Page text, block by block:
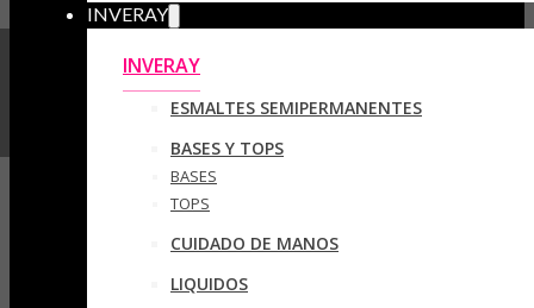
INVERAY
INVERAY
ESMALTES SEMIPERMANENTES
BASES Y TOPS
BASES
TOPS
CUIDADO DE MANOS
LIQUIDOS